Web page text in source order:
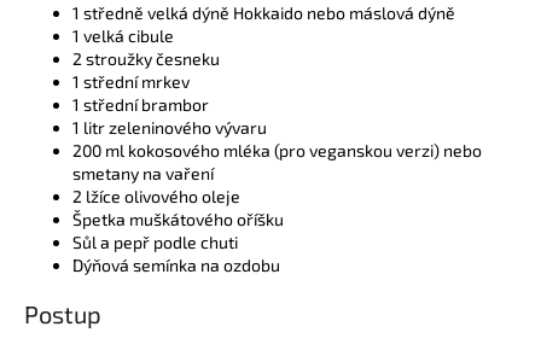
1 středně velká dýně Hokkaido nebo máslová dýně
1 velká cibule
2 stroužky česneku
1 střední mrkev
1 střední brambor
1 litr zeleninového vývaru
200 ml kokosového mléka (pro veganskou verzi) nebo
smetany na vaření
2 lžíce olivového oleje
Špetka muškátového oříšku
Sůl a pepř podle chuti
Dýňová semínka na ozdobu
Postup